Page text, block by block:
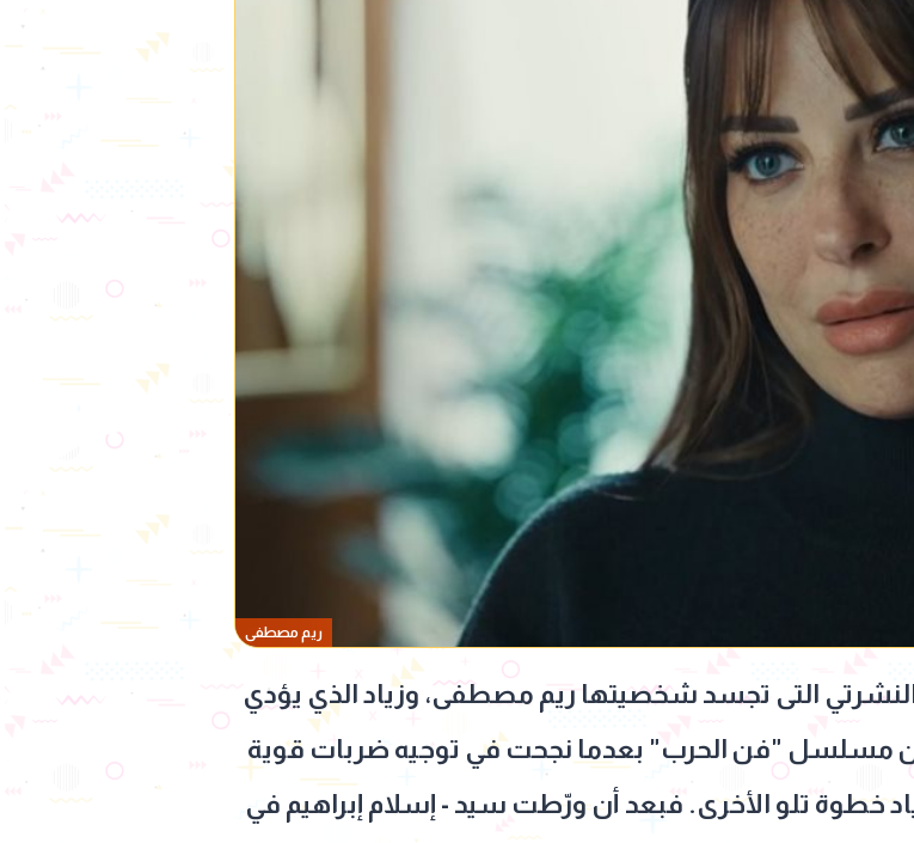
ريم مصطفى
التى تجسد شخصيتها ريم مصطفى، وزياد الذي يؤدي
يوسف الشريف خلال الحلقة الـ 25 من مسلسل "فن الحرب" بعدما نجحت في توجيه ضربات قوية
تلو الأخرى. فبعد أن ورّطت سيد - إسلام إبراهيم في